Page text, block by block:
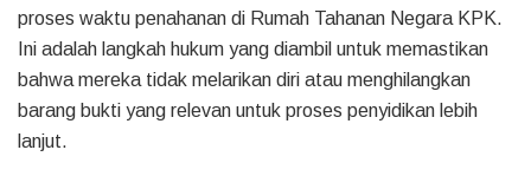
proses waktu penahanan di Rumah Tahanan Negara KPK.
Ini adalah langkah hukum yang diambil untuk memastikan
bahwa mereka tidak melarikan diri atau menghilangkan
barang bukti yang relevan untuk proses penyidikan lebih
lanjut.